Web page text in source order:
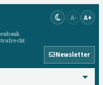
A- A+
Newsletter